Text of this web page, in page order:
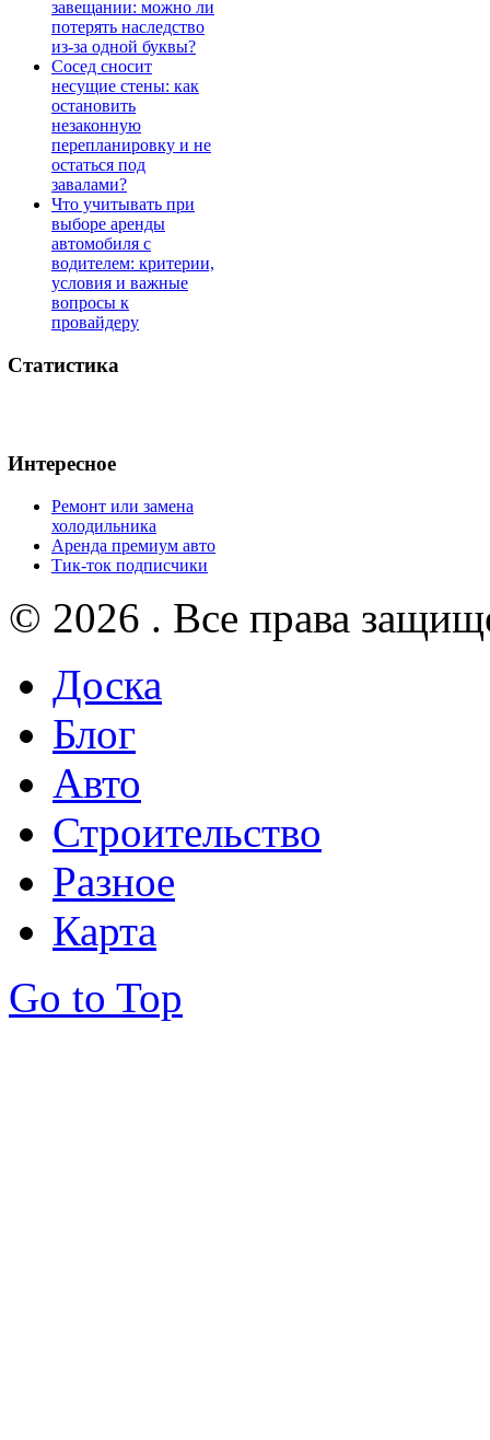
завещании: можно ли
потерять наследство
из-за одной буквы?
Сосед сносит
несущие стены: как
остановить
незаконную
перепланировку и не
остаться под
завалами?
Что учитывать при
выборе аренды
автомобиля с
водителем: критерии,
условия и важные
вопросы к
провайдеру
Статистика
Интересное
Ремонт или замена
холодильника
Аренда премиум авто
Тик-ток подписчики
© 2026 . Все права
Доска
Блог
Авто
Строительство
Разное
Карта
Go to Top